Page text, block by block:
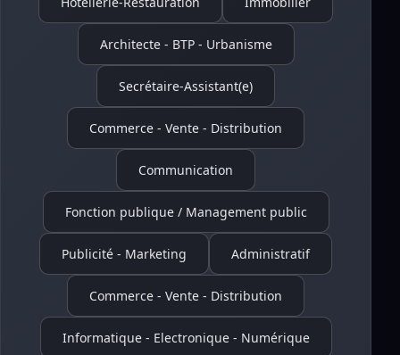
Architecte - BTP - Urbanisme
Secrétaire-Assistant(e)
Commerce - Vente - Distribution
Communication
Fonction publique / Management public
Publicité - Marketing Administratif
Commerce - Vente - Distribution
Informatique - Electronique - Numérique